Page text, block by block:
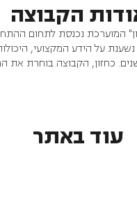
הקבוצה
המוערכת נכנסת לתחום
על הידע המקצועי,
כחזון, הקבוצה בוחרת את
עוד באתר